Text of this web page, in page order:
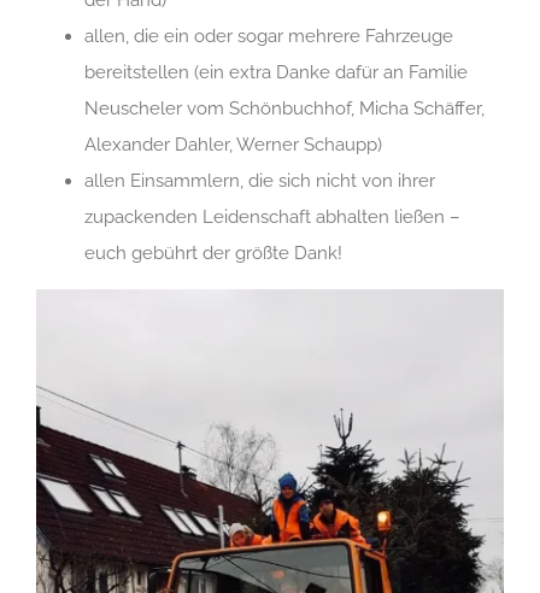
allen, die ein oder sogar mehrere Fahrzeuge
bereitstellen (ein extra Danke dafür an Familie
Neuscheler vom Schönbuchhof, Micha Schäffer,
Alexander Dahler, Werner Schaupp)
allen Einsammlern, die sich nicht von ihrer
zupackenden Leidenschaft abhalten ließen –
euch gebührt der größte Dank!